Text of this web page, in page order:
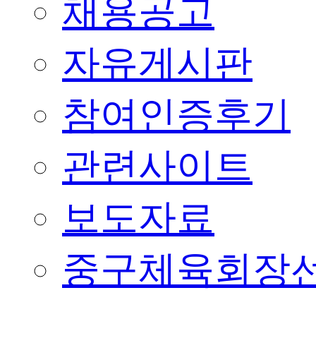
채용공고
자유게시판
참여인증후기
관련사이트
보도자료
중구체육회장